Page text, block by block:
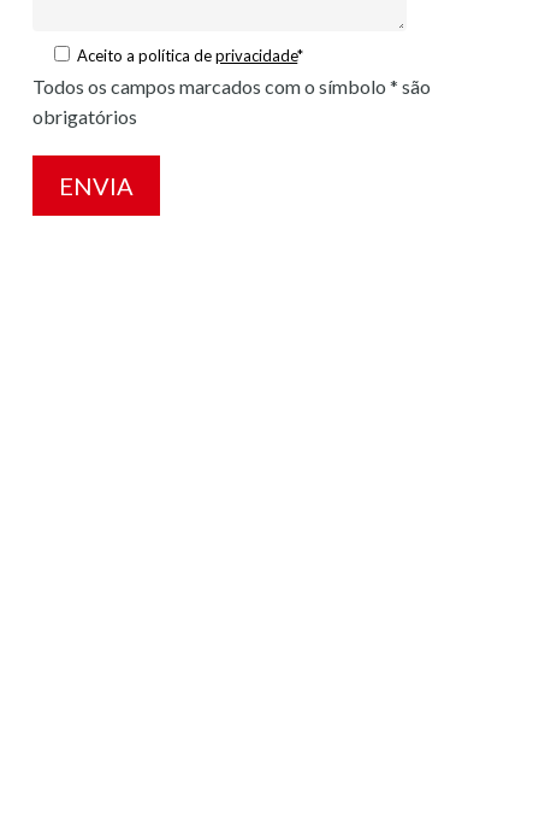
Aceito a política deprivacidade*
Todos os campos marcados com o símbolo * são
obrigatórios